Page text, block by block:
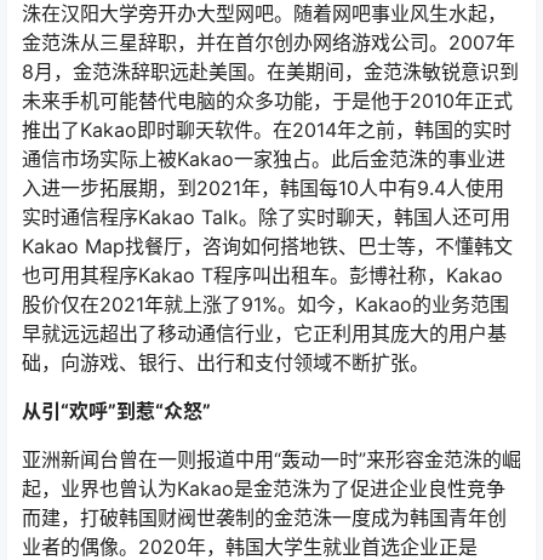
洙在汉阳大学旁开办大型网吧。随着网吧事业风生水起，
金范洙从三星辞职，并在首尔创办网络游戏公司。2007年
8月，金范洙辞职远赴美国。在美期间，金范洙敏锐意识到
未来手机可能替代电脑的众多功能，于是他于2010年正式
推出了Kakao即时聊天软件。在2014年之前，韩国的实时
通信市场实际上被Kakao一家独占。此后金范洙的事业进
入进一步拓展期，到2021年，韩国每10人中有9.4人使用
实时通信程序Kakao Talk。除了实时聊天，韩国人还可用
Kakao Map找餐厅，咨询如何搭地铁、巴士等，不懂韩文
也可用其程序Kakao T程序叫出租车。彭博社称，Kakao
股价仅在2021年就上涨了91%。如今，Kakao的业务范围
早就远远超出了移动通信行业，它正利用其庞大的用户基
础，向游戏、银行、出行和支付领域不断扩张。
从引“欢呼”到惹“众怒”
亚洲新闻台曾在一则报道中用“轰动一时”来形容金范洙的崛
起，业界也曾认为Kakao是金范洙为了促进企业良性竞争
而建，打破韩国财阀世袭制的金范洙一度成为韩国青年创
业者的偶像。2020年，韩国大学生就业首选企业正是